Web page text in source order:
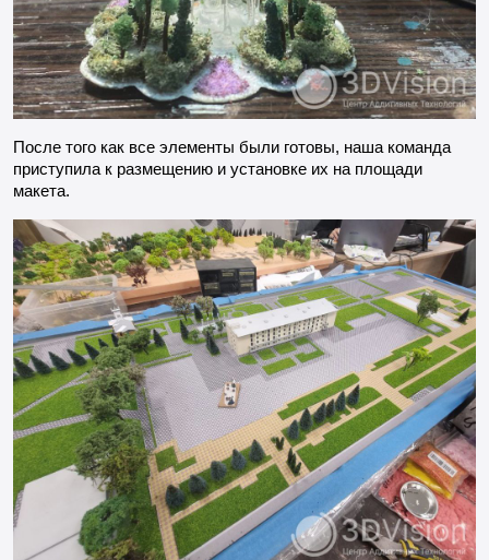
После того как все элементы были готовы, наша команда
приступила к размещению и установке их на площади
макета.